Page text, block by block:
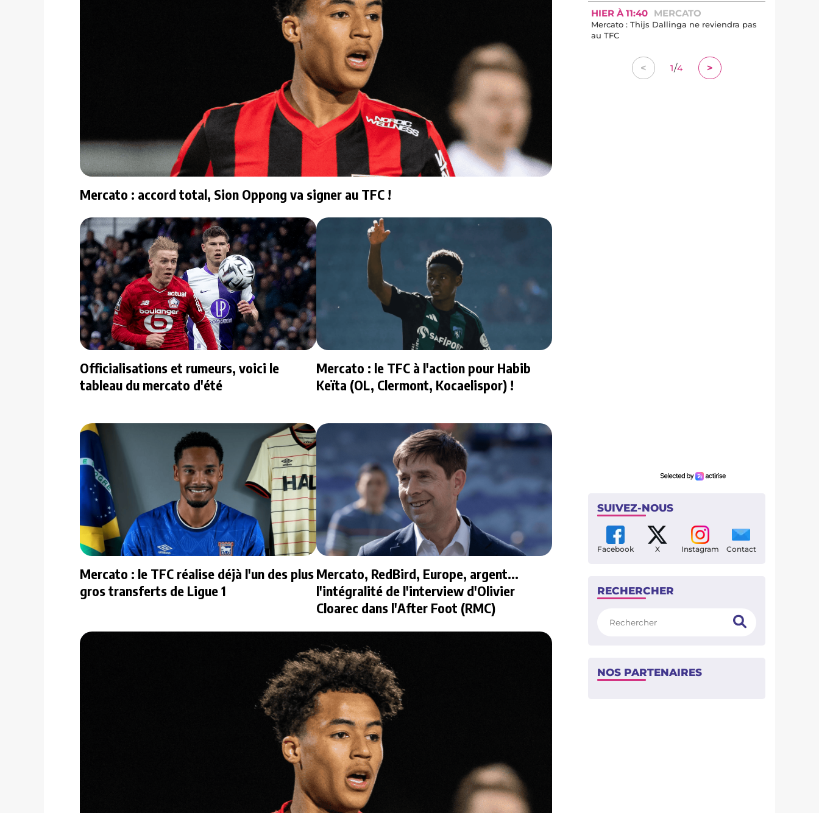
Mercato : accord total, Sion Oppong va signer au TFC !
Officialisations et rumeurs, voici le
tableau du mercato d'été
Mercato : le TFC à l'action pour Habib
Keïta (OL, Clermont, Kocaelispor) !
Mercato : le TFC réalise déjà l'un des plus
gros transferts de Ligue 1
Mercato, RedBird, Europe, argent...
l'intégralité de l'interview d'Olivier
Cloarec dans l'After Foot (RMC)
HIER À 11:40 MERCATO
Mercato : Thijs Dallinga ne reviendra pas
au TFC
< 1/4 >
SUIVEZ-NOUS
Facebook X Instagram Contact
RECHERCHER
NOS PARTENAIRES